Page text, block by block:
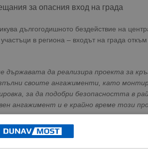
за опасния вход на града
дългогодишното бездействие на
в региона – входът на града
държавата да реализира проекта за
своите ангажименти, като
за да подобри безопасността в
ангажимент и е крайно време този
готов, но продължава да чака тромави
власт дори обяви готовност да